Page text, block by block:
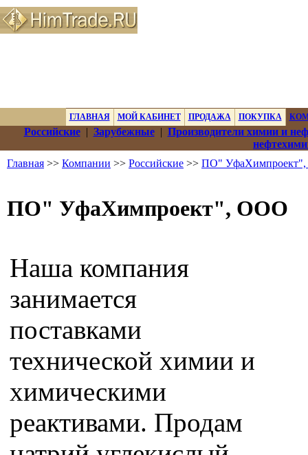
ГЛАВНАЯ МОЙ КАБИНЕТ ПРОДАЖА ПОКУПКА
Российские| Зарубежные| Производители химии и
Главная >> Компании >> Российские >> ПО"
ПО" УфаХимпроект", ООО
Наша компания
занимается
поставками
технической химии и
химическими
реактивами. Продам